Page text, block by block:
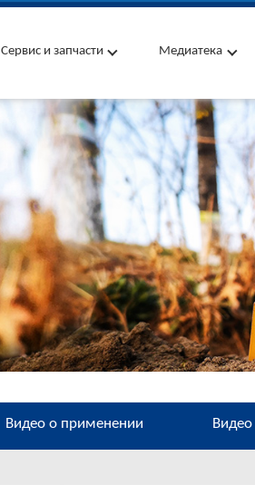
Сервис и запчасти Медиатека
Видео о применении Видео